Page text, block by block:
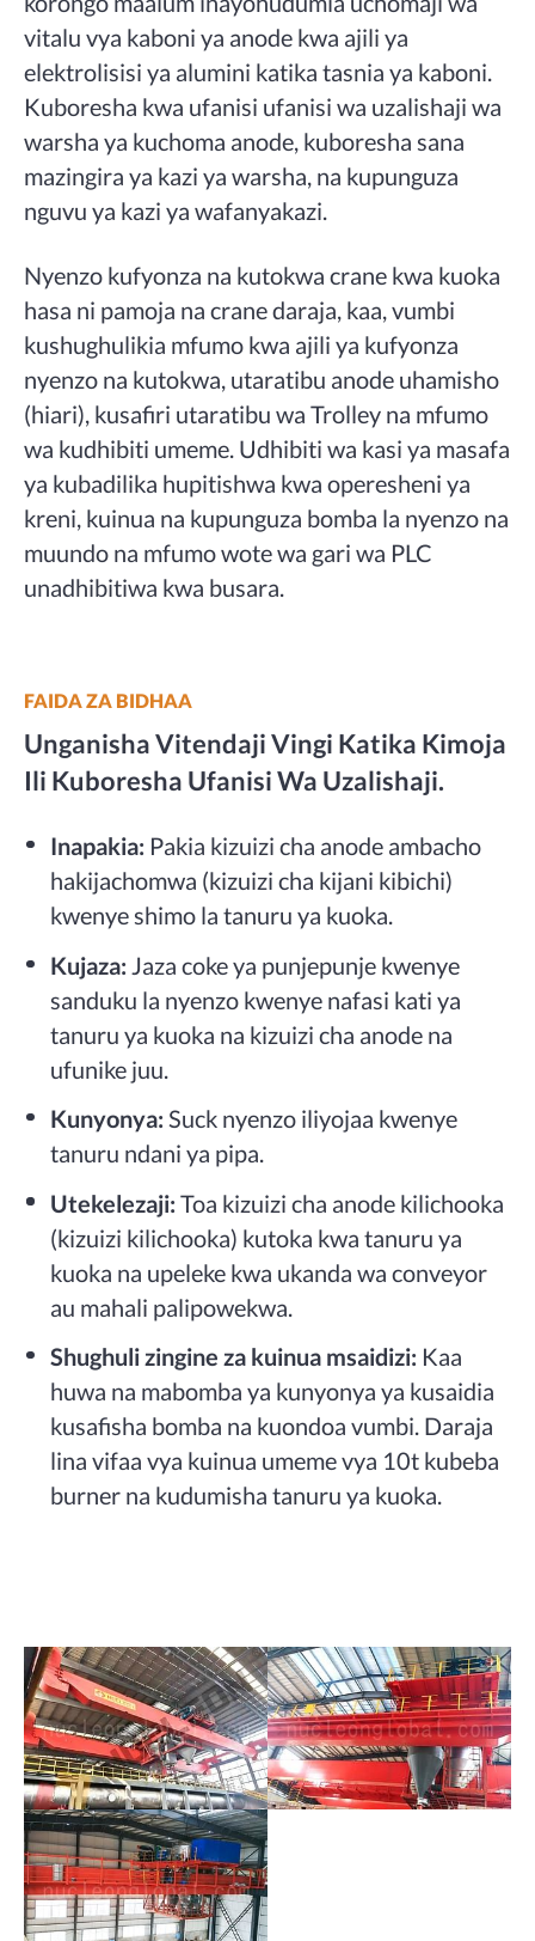
vitalu vya kaboni ya anode kwa ajili ya
elektrolisisi ya alumini katika tasnia ya kaboni.
Kuboresha kwa ufanisi ufanisi wa uzalishaji wa
warsha ya kuchoma anode, kuboresha sana
mazingira ya kazi ya warsha, na kupunguza
nguvu ya kazi ya wafanyakazi.
Nyenzo kufyonza na kutokwa crane kwa kuoka
hasa ni pamoja na crane daraja, kaa, vumbi
kushughulikia mfumo kwa ajili ya kufyonza
nyenzo na kutokwa, utaratibu anode uhamisho
(hiari), kusafiri utaratibu wa Trolley na mfumo
wa kudhibiti umeme. Udhibiti wa kasi ya masafa
ya kubadilika hupitishwa kwa operesheni ya
kreni, kuinua na kupunguza bomba la nyenzo na
muundo na mfumo wote wa gari wa PLC
unadhibitiwa kwa busara.
FAIDA ZA BIDHAA
Unganisha Vitendaji Vingi Katika Kimoja
Ili Kuboresha Ufanisi Wa Uzalishaji.
Inapakia: Pakia kizuizi cha anode ambacho
hakijachomwa (kizuizi cha kijani kibichi)
kwenye shimo la tanuru ya kuoka.
Kujaza: Jaza coke ya punjepunje kwenye
sanduku la nyenzo kwenye nafasi kati ya
tanuru ya kuoka na kizuizi cha anode na
ufunike juu.
Kunyonya: Suck nyenzo iliyojaa kwenye
tanuru ndani ya pipa.
Utekelezaji: Toa kizuizi cha anode kilichooka
(kizuizi kilichooka) kutoka kwa tanuru ya
kuoka na upeleke kwa ukanda wa conveyor
au mahali palipowekwa.
Shughuli zingine za kuinua msaidizi: Kaa
huwa na mabomba ya kunyonya ya kusaidia
kusafisha bomba na kuondoa vumbi. Daraja
lina vifaa vya kuinua umeme vya 10t kubeba
burner na kudumisha tanuru ya kuoka.